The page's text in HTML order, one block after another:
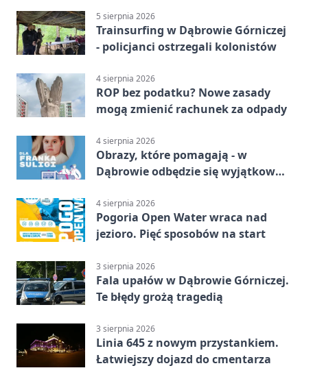
5 sierpnia 2026
Trainsurfing w Dąbrowie Górniczej
- policjanci ostrzegali kolonistów
4 sierpnia 2026
ROP bez podatku? Nowe zasady
mogą zmienić rachunek za odpady
4 sierpnia 2026
Obrazy, które pomagają - w
Dąbrowie odbędzie się wyjątkowa
4 sierpnia 2026
Pogoria Open Water wraca nad
jezioro. Pięć sposobów na start
3 sierpnia 2026
Fala upałów w Dąbrowie Górniczej.
Te błędy grożą tragedią
3 sierpnia 2026
Linia 645 z nowym przystankiem.
Łatwiejszy dojazd do cmentarza